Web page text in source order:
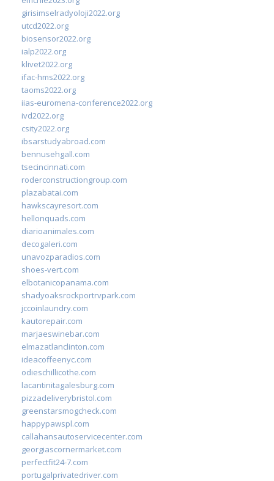
girisimselradyoloji2022.org
utcd2022.org
biosensor2022.org
ialp2022.org
klivet2022.org
ifac-hms2022.org
taoms2022.org
iias-euromena-conference2022.org
ivd2022.org
csity2022.org
ibsarstudyabroad.com
bennusehgall.com
tsecincinnati.com
roderconstructiongroup.com
plazabatai.com
hawkscayresort.com
hellonquads.com
diarioanimales.com
decogaleri.com
unavozparadios.com
shoes-vert.com
elbotanicopanama.com
shadyoaksrockportrvpark.com
jccoinlaundry.com
kautorepair.com
marjaeswinebar.com
elmazatlanclinton.com
ideacoffeenyc.com
odieschillicothe.com
lacantinitagalesburg.com
pizzadeliverybristol.com
greenstarsmogcheck.com
happypawspl.com
callahansautoservicecenter.com
georgiascornermarket.com
perfectfit24-7.com
portugalprivatedriver.com